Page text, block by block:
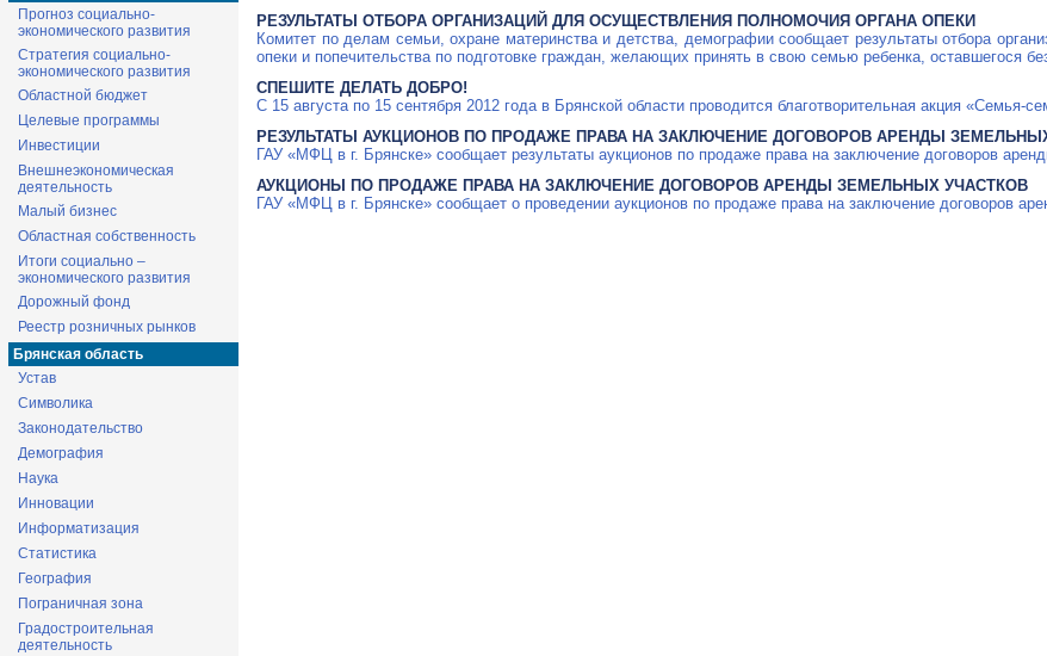
Прогноз социально-
экономического развития
Стратегия социально-
экономического развития
Областной бюджет
Целевые программы
Инвестиции
Внешнеэкономическая
деятельность
Малый бизнес
Областная собственность
Итоги социально –
экономического развития
Дорожный фонд
Реестр розничных рынков
Брянская область
Устав
Символика
Законодательство
Демография
Наука
Инновации
Информатизация
Статистика
География
Пограничная зона
Градостроительная
деятельность
РЕЗУЛЬТАТЫ ОТБОРА ОРГАНИЗАЦИЙ ДЛЯ ОСУЩЕСТВЛЕНИЯ ПОЛНОМОЧИЯ ОРГАНА ОПЕКИ
Комитет по делам семьи, охране материнства и детства, демографии сообщает результаты отбора
опеки и попечительства по подготовке граждан, желающих принять в свою семью ребенка, оставшегося
СПЕШИТЕ ДЕЛАТЬ ДОБРО!
С 15 августа по 15 сентября 2012 года в Брянской области проводится благотворительная акция «Семья-
РЕЗУЛЬТАТЫ АУКЦИОНОВ ПО ПРОДАЖЕ ПРАВА НА ЗАКЛЮЧЕНИЕ ДОГОВОРОВ АРЕНДЫ
ГАУ «МФЦ в г. Брянске» сообщает результаты аукционов по продаже права на заключение договоров
АУКЦИОНЫ ПО ПРОДАЖЕ ПРАВА НА ЗАКЛЮЧЕНИЕ ДОГОВОРОВ АРЕНДЫ ЗЕМЕЛЬНЫХ УЧАСТКОВ
ГАУ «МФЦ в г. Брянске» сообщает о проведении аукционов по продаже права на заключение договоров